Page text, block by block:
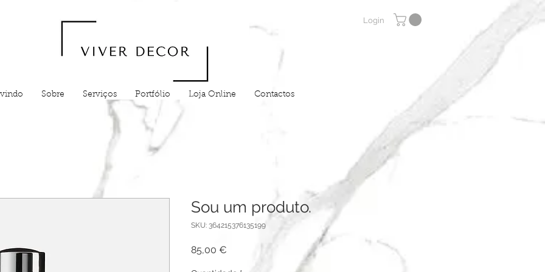
Sobre Serviços Portfólio Loja Online Contactos
Login
Sou um produto.
SKU: 364215376135199
85,00 €